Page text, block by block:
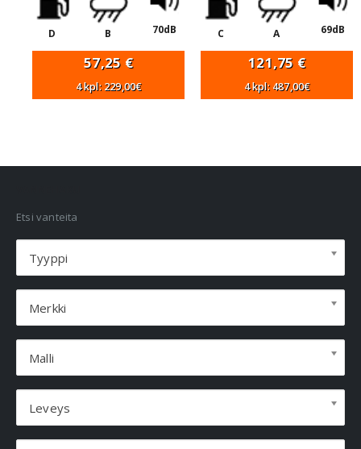
D B 70dB
57,25 €
4 kpl: 229,00€
C A 69dB
121,75 €
4 kpl: 487,00€
Etsi vanteita
Tyyppi
Merkki
Malli
Leveys